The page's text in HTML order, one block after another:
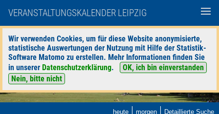
VERANSTALTUNGSKALENDER LEIPZIG
Wir verwenden Cookies, um für diese Website anonymisierte,
statistische Auswertungen der Nutzung mit Hilfe der Statistik-
Software Matomo zu erstellen. Mehr Informationen finden Sie
in unserer Datenschutzerklärung.
OK, ich bin einverstanden
Nein, bitte nicht
heute | morgen | Detaillierte Suche